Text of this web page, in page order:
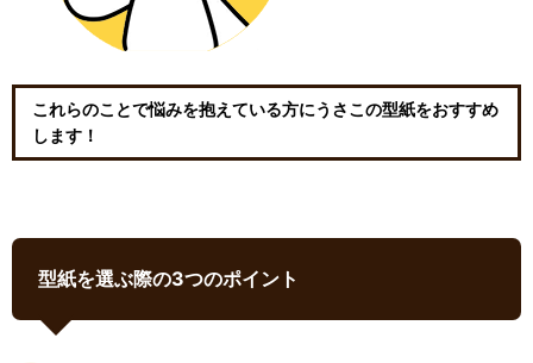
これらのことで悩みを抱えている方にうさこの型紙をおすすめ
します！
型紙を選ぶ際の3つのポイント